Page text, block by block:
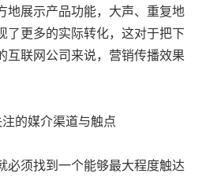
地展示产品功能，大声、重复地
了更多的实际转化，这对于把下
互联网公司来说，营销传播效果
的媒介渠道与触点
必须找到一个能够最大程度触达